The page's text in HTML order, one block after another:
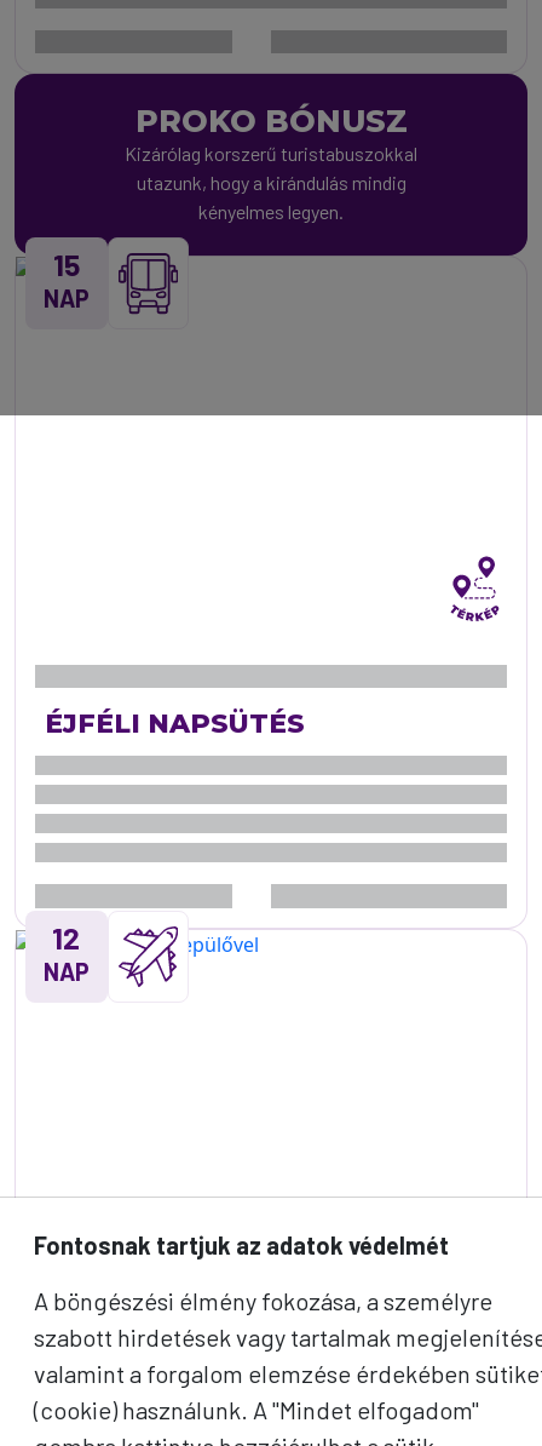
PROKO BÓNUSZ
Kizárólag korszerű turistabuszokkal
utazunk, hogy a kirándulás mindig
kényelmes legyen.
15
NAP
ÉJFÉLI NAPSÜTÉS
12
NAP
ÉJFÉLI NAPSÜTÉS REPÜLŐVEL
Fontosnak tartjuk az adatok védelmét
A böngészési élmény fokozása, a személyre
szabott hirdetések vagy tartalmak
valamint a forgalom elemzése érdekében
(cookie) használunk. A "Mindet elfogadom"